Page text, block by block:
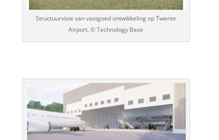
Structuurvisie van vastgoed ontwikkeling op Twente
Airport. © Technology Base